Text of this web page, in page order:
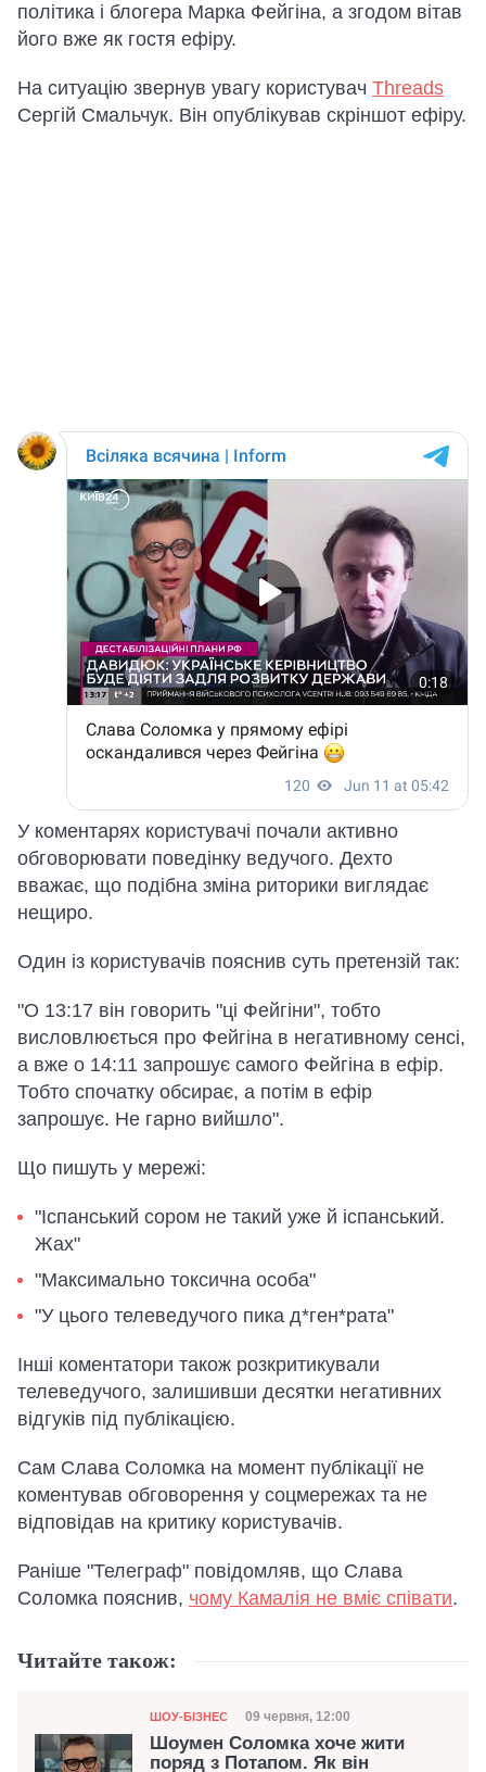
політика і блогера Марка Фейгіна, а згодом вітав
його вже як гостя ефіру.
На ситуацію звернув увагу користувач Threads
Сергій Смальчук. Він опублікував скріншот ефіру.
У коментарях користувачі почали активно
обговорювати поведінку ведучого. Дехто
вважає, що подібна зміна риторики виглядає
нещиро.
Один із користувачів пояснив суть претензій так:
"О 13:17 він говорить "ці Фейгіни", тобто
висловлюється про Фейгіна в негативному сенсі,
а вже о 14:11 запрошує самого Фейгіна в ефір.
Тобто спочатку обсирає, а потім в ефір
запрошує. Не гарно вийшло".
Що пишуть у мережі:
"Іспанський сором не такий уже й іспанський.
Жах"
"Максимально токсична особа"
"У цього телеведучого пика д*ген*рата"
Інші коментатори також розкритикували
телеведучого, залишивши десятки негативних
відгуків під публікацією.
Сам Слава Соломка на момент публікації не
коментував обговорення у соцмережах та не
відповідав на критику користувачів.
Раніше "Телеграф" повідомляв, що Слава
Соломка пояснив, чому Камалія не вміє співати.
Читайте також:
Категорія
ШОУ-БІЗНЕС Дата публікації
09 червня, 12:00
Шоумен Соломка хоче жити
поряд з Потапом. Як він